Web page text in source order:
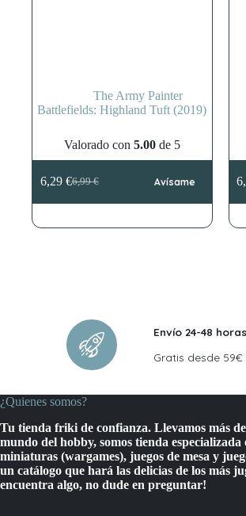
The Army Painter
Battlefields: Highland Tuft (2019)
Valorado con 5.00de 5
6,99€
El
precio
era:
6,29 €El
precio
es:
Avísame
Envío 24-48 horas
Gratis desde 59€
¿Quienes somos?
Tu tienda friki de confianza. Llevamos más
mundo del hobby, somos tienda especializada
miniaturas (wargames), juegos de mesa y
un catálogo que hará las delicias de los más
encuentra algo, no dude en preguntar!